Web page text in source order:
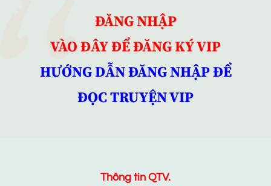
ĐĂNG NHẬP
VÀO ĐÂY ĐỂ ĐĂNG KÝ VIP
HƯỚNG DẪN ĐĂNG NHẬP ĐỂ
ĐỌC TRUYỆN VIP
Thông tin QTV.